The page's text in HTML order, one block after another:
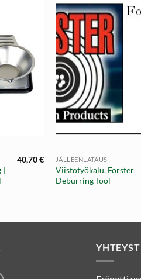
|
40,70€
+
JÄLLEENLATAUS
Viistotyökalu, Forster
Deburring Tool